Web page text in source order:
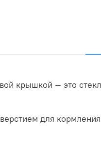
крышкой — это
для